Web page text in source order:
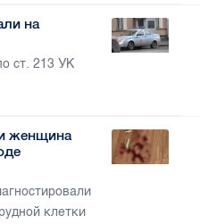
на
ст. 213 УК
женщина
клетки